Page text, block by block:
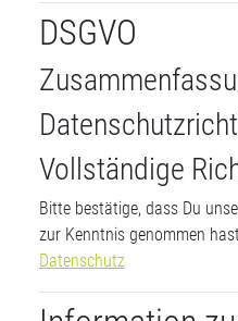
DSGVO
Vollständige
Bitte bestätige, dass Du
zur Kenntnis genommen
Datenschutz